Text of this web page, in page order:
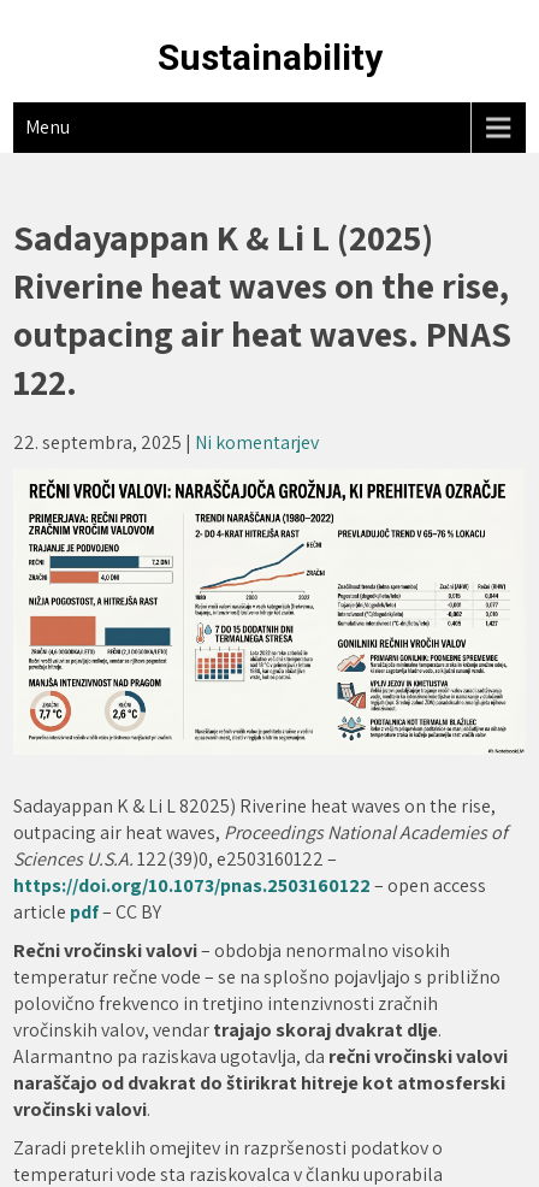
Sustainability
Menu
Sadayappan K & Li L (2025)
Riverine heat waves on the rise,
outpacing air heat waves. PNAS
122.
22. septembra, 2025 | Ni komentarjev
Sadayappan K & Li L 82025) Riverine heat waves on the rise,
outpacing air heat waves, Proceedings National Academies of
Sciences U.S.A.122(39)0, e2503160122 –
https://doi.org/10.1073/pnas.2503160122– open access
article pdf– CC BY
Rečni vročinski valovi– obdobja nenormalno visokih
temperatur rečne vode – se na splošno pojavljajo s približno
polovično frekvenco in tretjino intenzivnosti zračnih
vročinskih valov, vendartrajajo skoraj dvakrat dlje.
Alarmantno pa raziskava ugotavlja, da rečni vročinski valovi
naraščajo od dvakrat do štirikrat hitreje kot atmosferski
vročinski valovi.
Zaradi preteklih omejitev in razpršenosti podatkov o
temperaturi vode sta raziskovalca v članku uporabila